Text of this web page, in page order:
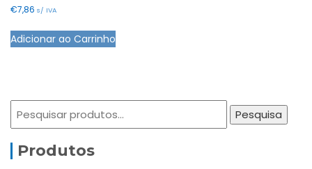
€7,86 s/ IVA
Adicionar ao Carrinho
This
product
The
options
Pesquisar
Pesquisa
Produtos